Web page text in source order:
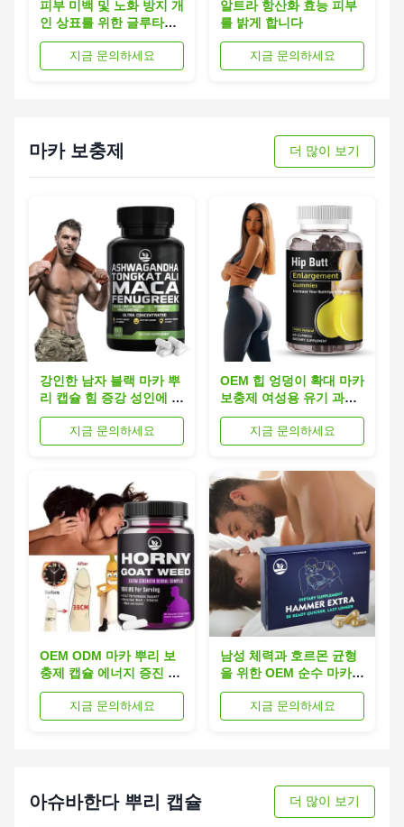
피부 미백 및 노화 방지 개
인 상표를 위한 글루타티
온 구미
지금 문의하세요
알트라 항산화 효능 피부
를 밝게 합니다
지금 문의하세요
마카 보충제 더 많이 보기
강인한 남자 블랙 마카 뿌
리 캡슐 힘 증강 성인에 대
한 에너지 증진
지금 문의하세요
OEM 힙 엉덩이 확대 마카
보충제 여성용 유기 과일
고기 허브
지금 문의하세요
OEM ODM 마카 뿌리 보
충제 캡슐 에너지 증진 및
활력을 향상
지금 문의하세요
남성 체력과 호르몬 균형
을 위한 OEM 순수 마카
보충제
지금 문의하세요
아슈바한다 뿌리 캡슐 더 많이 보기